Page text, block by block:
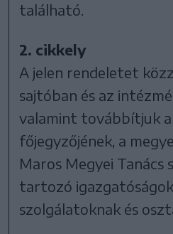
található.
2. cikkely
A jelen rendeletet
sajtóban és az
valamint továbbítjuk a
főjegyzőjének, a
Maros Megyei Tanács
tartozó
szolgálatoknak és